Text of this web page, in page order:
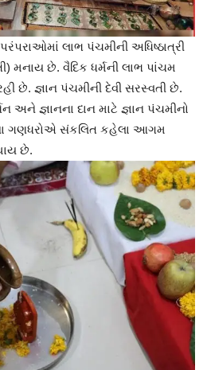
લાભ પંચમીની અધિષ્ઠાત્રી
મનાય છે. વૈદિક ધર્મની લાભ પાંચમ
છે. જ્ઞાન પંચમીની દેવી સરસ્વતી છે.
અને જ્ઞાનના દાન માટે જ્ઞાન પંચમીનો
ગણધરોએ સંકલિત કહેલા આગમ
છે.